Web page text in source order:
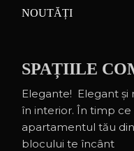
NOUTĂȚI
SPAȚIILE
Elegante! Elegant și
în interior. În timp
apartamentul tău
blocului te încânt